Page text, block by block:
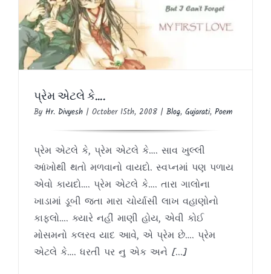
પ્રેમ એટલે કે….
Blog Gujarati
પ્રેમ એટલે કે….
By Hr. Divyesh | October 15th, 2008 | Blog, Gujarati, Poem
પ્રેમ એટલે કે, પ્રેમ એટલે કે…. સાવ ખુલ્લી
આંખોથી થતો મળવાનો વાયદો. સ્વપ્નમાં પણ પળાય
એવો કાયદો…. પ્રેમ એટલે કે…. તારા ગાલોના
ખાડામાં ડૂબી જતા મારા ચોર્યાસી લાખ વહાણોનો
કાફલો…. ક્યારે નહીં માણી હોય, એવી કોઈ
મોસમનો કલરવ યાદ આવે, એ પ્રેમ છે…. પ્રેમ
એટલે કે…. ધરતી પર નુ એક અને [...]